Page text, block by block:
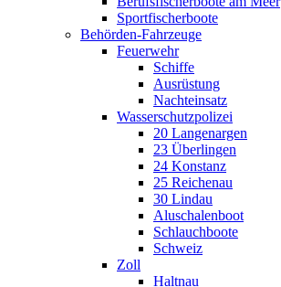
Sportfischerboote
Behörden-Fahrzeuge
Feuerwehr
Schiffe
Ausrüstung
Nachteinsatz
Wasserschutzpolizei
20 Langenargen
23 Überlingen
24 Konstanz
25 Reichenau
30 Lindau
Aluschalenboot
Schlauchboote
Schweiz
Zoll
Haltnau